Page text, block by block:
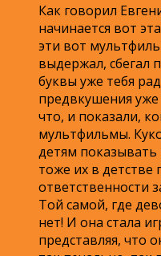
Как говорил
начинается вот
эти вот
выдержал, сбегал
буквы уже тебя
предвкушения
что, и показали,
мультфильмы.
детям
тоже их в детстве
ответственности
Той самой, где
нет! И она стала
представляя, что